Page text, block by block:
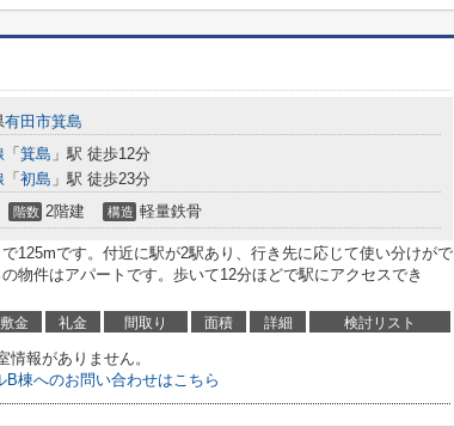
有田市箕島
「 箕島 」駅 徒歩12分
「 初島 」駅 徒歩23分
階数 2階建 構造 軽量鉄骨
125mです。付近に駅が2駅あり、行き先に応じて使い分けがで
物件はアパートです。歩いて12分ほどで駅にアクセスでき
敷金 礼金 間取り 面積 詳細 検討リスト
情報がありません。
B棟へのお問い合わせはこちら